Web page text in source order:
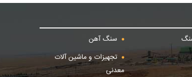
سنگ آهن
تجهیزات و ماشین آلات
معدنی